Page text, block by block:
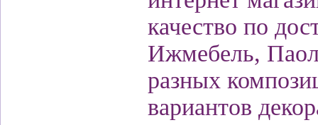
качество по
Ижмебель,
разных
вариантов